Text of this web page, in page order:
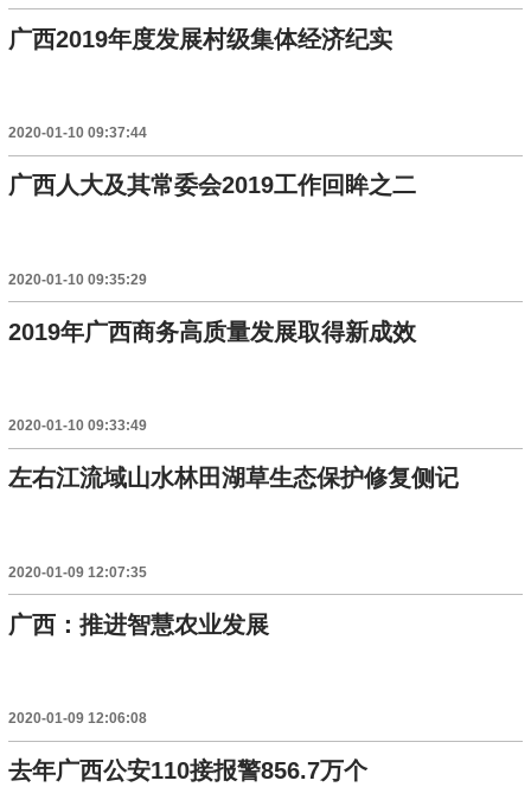
广西2019年度发展村级集体经济纪实
2020-01-10 09:37:44
广西人大及其常委会2019工作回眸之二
2020-01-10 09:35:29
2019年广西商务高质量发展取得新成效
2020-01-10 09:33:49
左右江流域山水林田湖草生态保护修复侧记
2020-01-09 12:07:35
广西：推进智慧农业发展
2020-01-09 12:06:08
去年广西公安110接报警856.7万个